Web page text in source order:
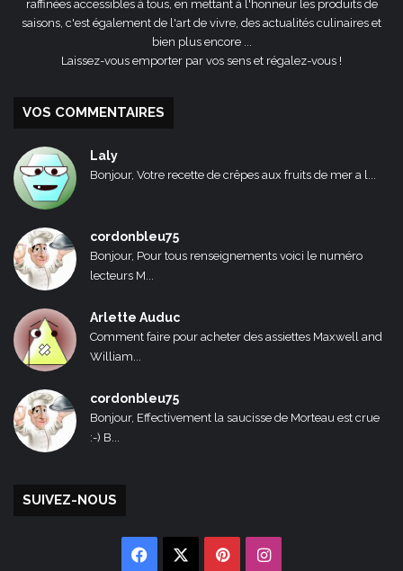
raffinées accessibles à tous, en mettant à l'honneur les produits de
saisons, c'est également de l'art de vivre, des actualités culinaires et
bien plus encore ...
Laissez-vous emporter par vos sens et régalez-vous !
VOS COMMENTAIRES
Laly
Bonjour, Votre recette de crêpes aux fruits de mer a l...
cordonbleu75
Bonjour, Pour tous renseignements voici le numéro
lecteurs M...
Arlette Auduc
Comment faire pour acheter des assiettes Maxwell and
William...
cordonbleu75
Bonjour, Effectivement la saucisse de Morteau est crue
:-) B...
SUIVEZ-NOUS
Facebook PinterestInstagram